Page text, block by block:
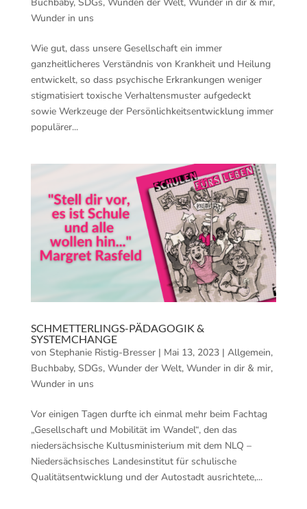
Buchbaby, SDGs, Wunden der Welt, Wunder in dir & mir,
Wunder in uns
Wie gut, dass unsere Gesellschaft ein immer
ganzheitlicheres Verständnis von Krankheit und Heilung
entwickelt, so dass psychische Erkrankungen weniger
stigmatisiert toxische Verhaltensmuster aufgedeckt
sowie Werkzeuge der Persönlichkeitsentwicklung immer
populärer...
SCHMETTERLINGS-PÄDAGOGIK &
SYSTEMCHANGE
von Stephanie Ristig-Bresser| Mai 13, 2023| Allgemein,
Buchbaby, SDGs, Wunder der Welt, Wunder in dir & mir,
Wunder in uns
Vor einigen Tagen durfte ich einmal mehr beim Fachtag
„Gesellschaft und Mobilität im Wandel“, den das
niedersächsische Kultusministerium mit dem NLQ –
Niedersächsisches Landesinstitut für schulische
Qualitätsentwicklung und der Autostadt ausrichtete,...